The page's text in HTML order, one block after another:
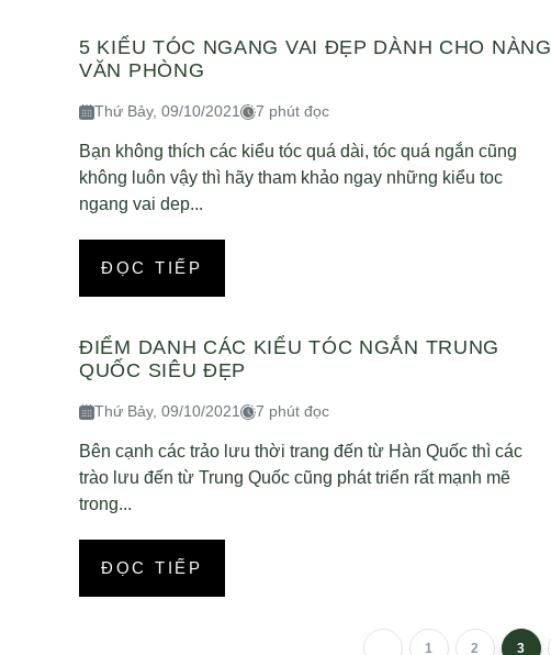
5 KIỂU TÓC NGANG VAI ĐẸP DÀNH CHO NÀNG
VĂN PHÒNG
Thứ Bảy, 09/10/2021 7 phút đọc
Bạn không thích các kiểu tóc quá dài, tóc quá ngắn cũng
không luôn vậy thì hãy tham khảo ngay những kiểu toc
ngang vai dep...
ĐỌC TIẾP
ĐIỂM DANH CÁC KIỂU TÓC NGẮN TRUNG
QUỐC SIÊU ĐẸP
Thứ Bảy, 09/10/2021 7 phút đọc
Bên cạnh các trảo lưu thời trang đến từ Hàn Quốc thì các
trào lưu đến từ Trung Quốc cũng phát triển rất mạnh mẽ
trong...
ĐỌC TIẾP
1 2 3